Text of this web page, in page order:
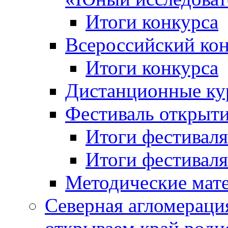
Итоги конкурса
Всероссийский
Итоги конкурса
Дистанционные
Фестиваль
Итоги
Итоги
Методические
Северная